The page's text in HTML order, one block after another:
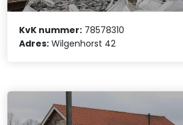
KvK nummer: 78578310
Adres: Wilgenhorst 42